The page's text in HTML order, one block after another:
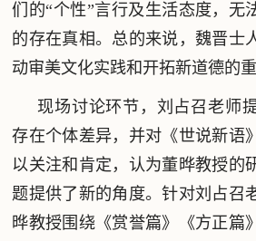
们的“个性”言行及生活态度，无
的存在真相。总的来说，魏晋士
动审美文化实践和开拓新道德的重
现场讨论环节，刘占召老师
存在个体差异，并对《世说新语
以关注和肯定，认为董晔教授的
题提供了新的角度。针对刘占召
晔教授围绕《赏誉篇》《方正篇